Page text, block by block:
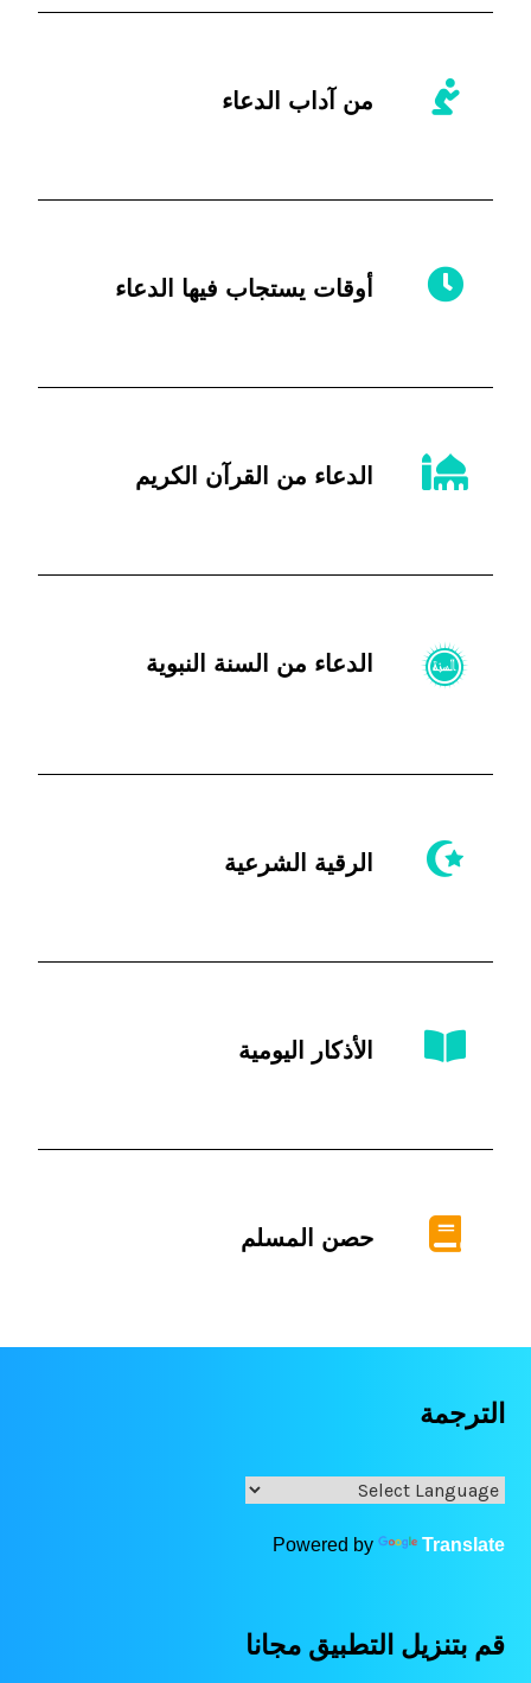
من آداب الدعاء
أوقات يستجاب فيها الدعاء
الدعاء من القرآن الكريم
الدعاء من السنة النبوية
الرقية الشرعية
الأذكار اليومية
حصن المسلم
الترجمة
Powered by Translate
قم بتنزيل التطبيق مجانا